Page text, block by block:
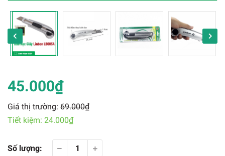
45.000₫
Giá thị trường: 69.000₫
Tiết kiệm: 24.000₫
Số lượng: